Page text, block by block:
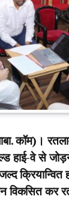
कॉम)।
हाई-वे से
क्रियान्वित
कर